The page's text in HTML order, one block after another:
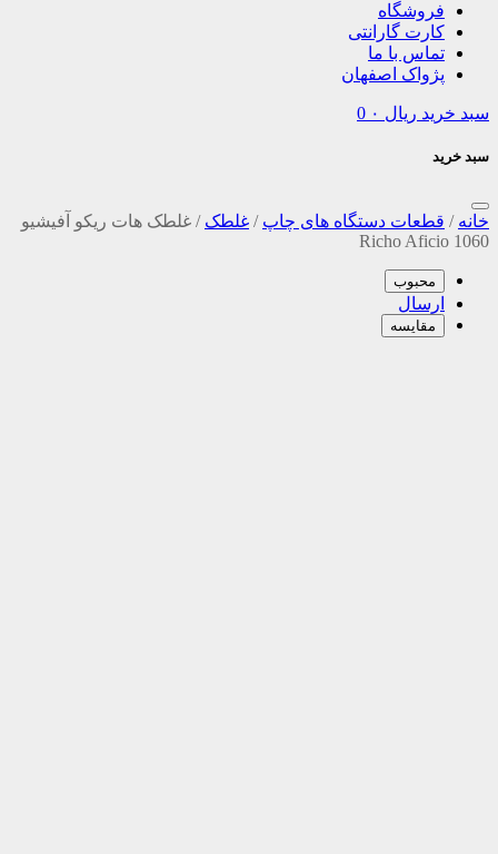
فروشگاه
کارت گارانتی
تماس با ما
پژواک اصفهان
سبد خرید ریال 0
سبد خرید
خانه / قطعات دستگاه های چاپ / غلطک / غلطک هات ریکو آفیشیو
1060 Richo Aficio
محبوب
ارسال
مقایسه